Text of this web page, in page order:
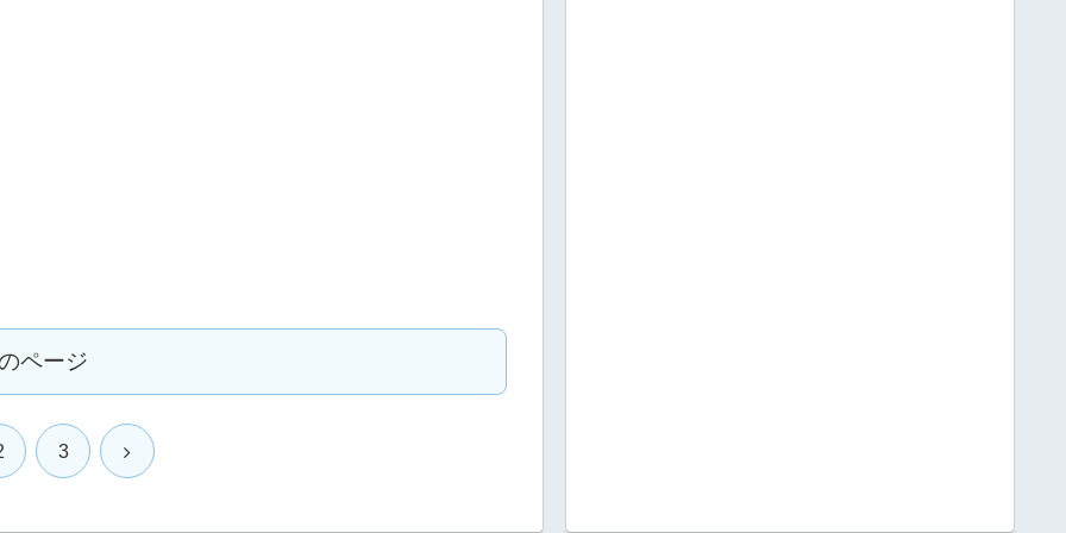
ページ
3